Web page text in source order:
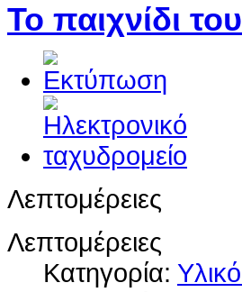
Το παιχνίδι
Λεπτομέρειες
Λεπτομέρειες
Κατηγορία: